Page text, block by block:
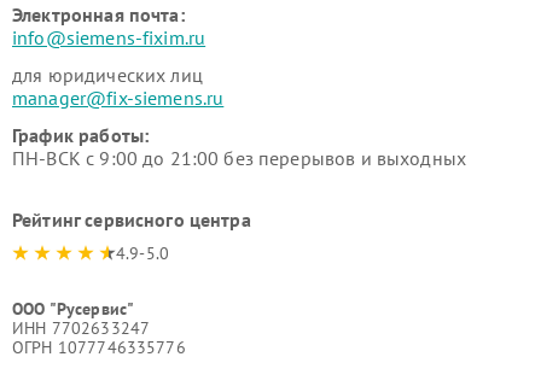
Электронная почта:
info@siemens-fixim.ru
для юридических лиц
manager@fix-siemens.ru
График работы:
ПН-ВСК с 9:00 до 21:00 без перерывов и выходных
Рейтинг сервисного центра
4.9-5.0
ООО "Русервис"
ИНН 7702633247
ОГРН 1077746335776